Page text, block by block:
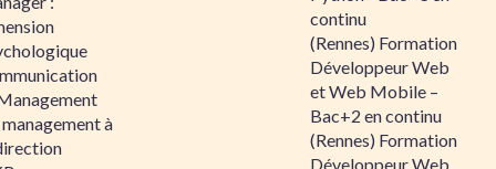
à
continu
(Rennes) Formation
Développeur Web
et Web Mobile –
Bac+2 en continu
(Rennes) Formation
Développeur Web